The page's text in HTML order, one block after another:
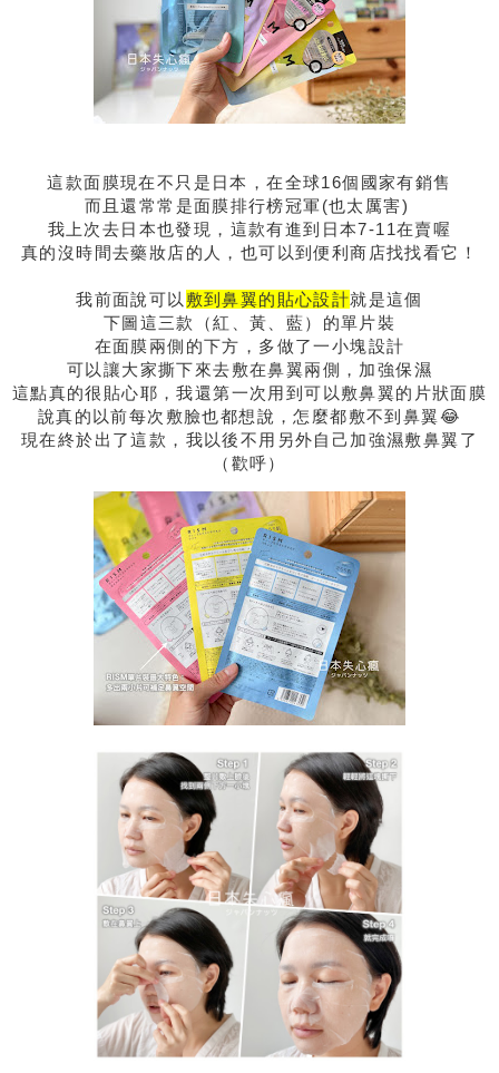
這款面膜現在不只是日本，在全球16個國家有銷售
而且還常常是面膜排行榜冠軍(也太厲害)
我上次去日本也發現，這款有進到日本7-11在賣喔
真的沒時間去藥妝店的人，也可以到便利商店找找看它！
我前面說可以 敷到鼻翼的貼心設計就是這個
下圖這三款（紅、黃、藍）的單片裝
在面膜兩側的下方，多做了一小塊設計
可以讓大家撕下來去敷在鼻翼兩側，加強保濕
這點真的很貼心耶，我還第一次用到可以敷鼻翼的片狀面膜
說真的以前每次敷臉也都想說，怎麼都敷不到鼻翼😂
現在終於出了這款，我以後不用另外自己加強濕敷鼻翼了
（歡呼）